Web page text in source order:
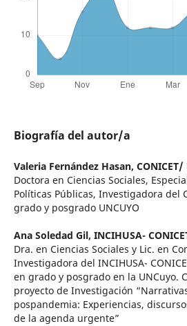
Biografía del autor/a
Valeria Fernández Hasan, CONICET/
Doctora en Ciencias Sociales,
Políticas Públicas, Investigadora del
grado y posgrado UNCUYO
Ana Soledad Gil, INCIHUSA-
Dra. en Ciencias Sociales y Lic. en
Investigadora del INCIHUSA-
en grado y posgrado en la UNCuyo.
proyecto de Investigación
pospandemia: Experiencias,
de la agenda urgente”